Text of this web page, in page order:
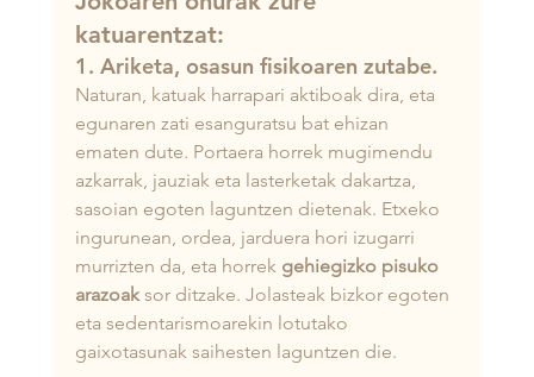
katuarentzat:
1. Ariketa, osasun fisikoaren zutabe.
Naturan, katuak harrapari aktiboak dira, eta
egunaren zati esanguratsu bat ehizan
ematen dute. Portaera horrek mugimendu
azkarrak, jauziak eta lasterketak dakartza,
sasoian egoten laguntzen dietenak. Etxeko
ingurunean, ordea, jarduera hori izugarri
murrizten da, eta horrek gehiegizko pisuko
arazoak sor ditzake. Jolasteak bizkor egoten
eta sedentarismoarekin lotutako
gaixotasunak saihesten laguntzen die.